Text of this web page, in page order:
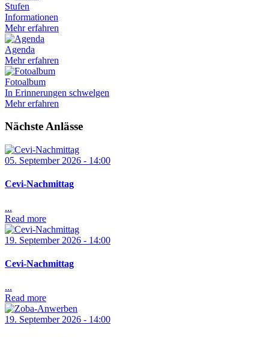
Stufen
Informationen
Mehr erfahren
Agenda
Mehr erfahren
Fotoalbum
In Erinnerungen schwelgen
Mehr erfahren
Nächste Anlässe
05. September 2026 - 14:00
Cevi-Nachmittag
...
Read more
19. September 2026 - 14:00
Cevi-Nachmittag
...
Read more
19. September 2026 - 14:00